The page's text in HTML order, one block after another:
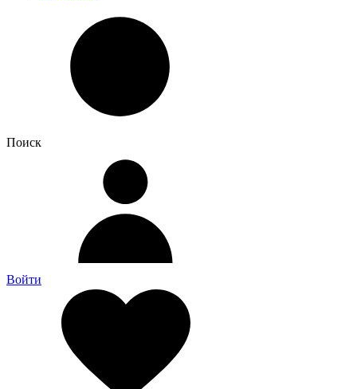
Поиск
Войти